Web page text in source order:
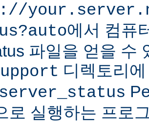
에서 컴퓨
파일을 얻을 수
디렉토리
로 실행하는 프로